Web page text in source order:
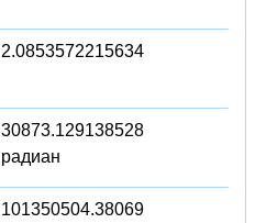
2.0853572215634
30873.129138528
радиан
101350504.38069